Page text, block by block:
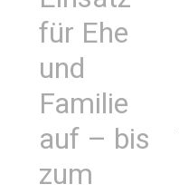
für Ehe
und
Familie
auf – bis
zum